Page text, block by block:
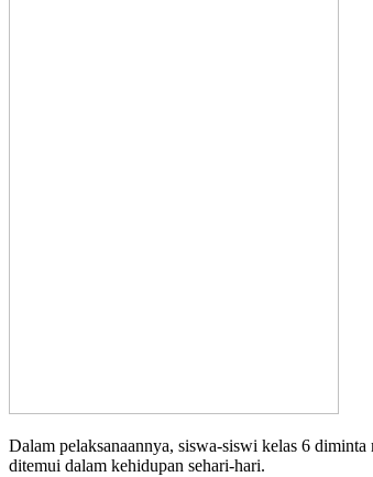
Dalam pelaksanaannya, siswa-siswi kelas 6
ditemui dalam kehidupan sehari-hari.